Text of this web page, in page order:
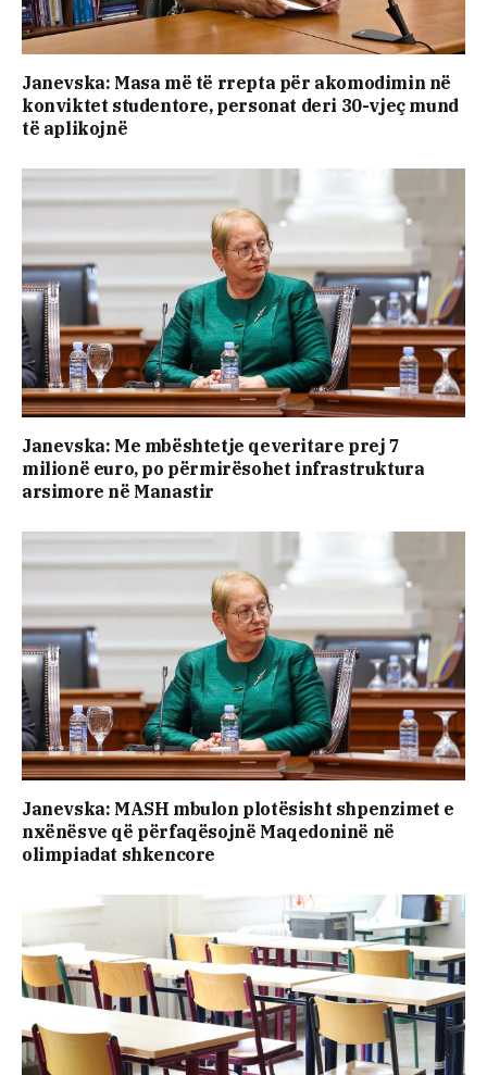
Janevska: Masa më të rrepta për akomodimin në
konviktet studentore, personat deri 30-vjeç mund
të aplikojnë
Janevska: Me mbështetje qeveritare prej 7
milionë euro, po përmirësohet infrastruktura
arsimore në Manastir
Janevska: MASH mbulon plotësisht shpenzimet e
nxënësve që përfaqësojnë Maqedoninë në
olimpiadat shkencore